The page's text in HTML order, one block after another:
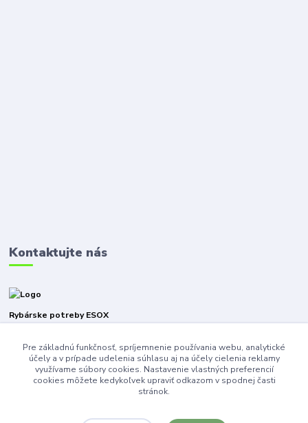
Kontaktujte nás
Rybárske potreby ESOX
+421940316471
esoxnz@gmail.com
Pre základnú funkčnosť, spríjemnenie používania webu, analytické
účely a v prípade udelenia súhlasu aj na účely cielenia reklamy
využívame súbory cookies. Nastavenie vlastných preferencií
cookies môžete kedykoľvek upraviť odkazom v spodnej časti
stránok.